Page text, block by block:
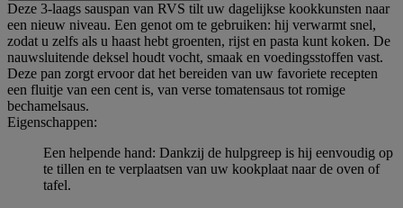
Deze 3-laags sauspan van RVS tilt uw dagelijkse kookkunsten naar
een nieuw niveau. Een genot om te gebruiken: hij verwarmt snel,
zodat u zelfs als u haast hebt groenten, rijst en pasta kunt koken. De
nauwsluitende deksel houdt vocht, smaak en voedingsstoffen vast.
Deze pan zorgt ervoor dat het bereiden van uw favoriete recepten
een fluitje van een cent is, van verse tomatensaus tot romige
bechamelsaus.
Eigenschappen:
Een helpende hand: Dankzij de hulpgreep is hij eenvoudig op
te tillen en te verplaatsen van uw kookplaat naar de oven of
tafel.